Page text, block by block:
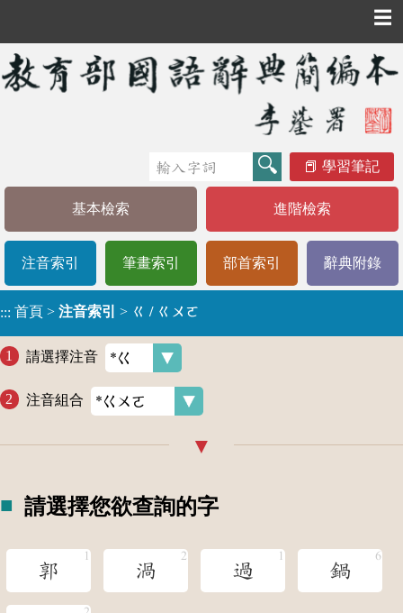
☰
學習筆記
基本檢索 進階檢索
注音索引 筆畫索引 部首索引 辭典附錄
::: 首頁 > 注音索引 > ㄍ / ㄍㄨㄛ
請選擇注音
注音組合
請選擇您欲查詢的字
郭 渦 過 鍋